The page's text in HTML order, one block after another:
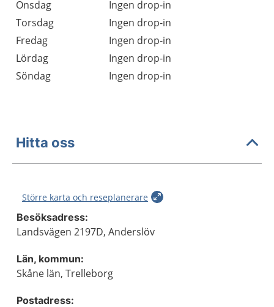
Onsdag
Ingen drop-in
Torsdag
Ingen drop-in
Fredag
Ingen drop-in
Lördag
Ingen drop-in
Söndag
Ingen drop-in
Hitta oss
Större karta och reseplanerare
Besöksadress:
Landsvägen 2197D, Anderslöv
Län, kommun:
Skåne län, Trelleborg
Postadress: